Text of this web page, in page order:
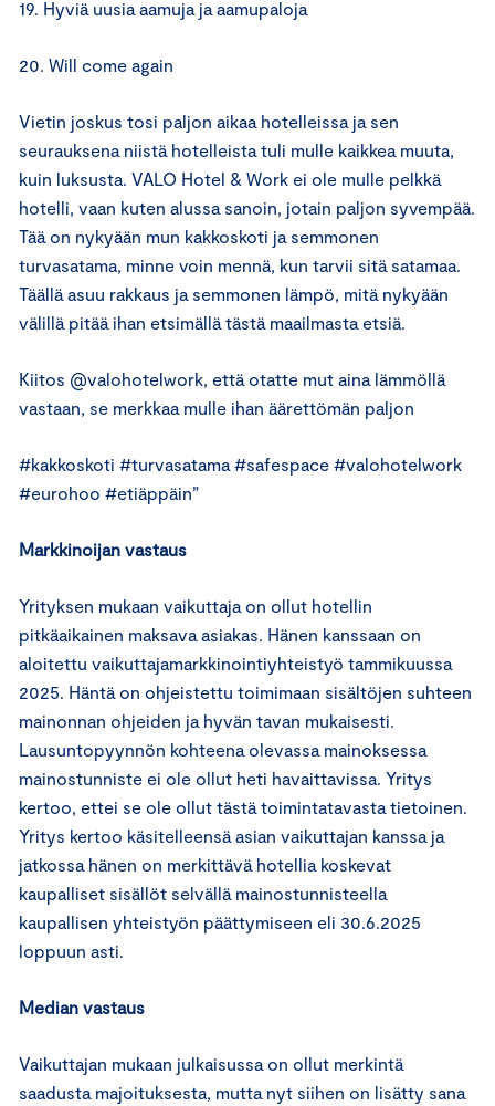
19. Hyviä uusia aamuja ja aamupaloja
20. Will come again
Vietin joskus tosi paljon aikaa hotelleissa ja sen
seurauksena niistä hotelleista tuli mulle kaikkea muuta,
kuin luksusta. VALO Hotel & Work ei ole mulle pelkkä
hotelli, vaan kuten alussa sanoin, jotain paljon syvempää.
Tää on nykyään mun kakkoskoti ja semmonen
turvasatama, minne voin mennä, kun tarvii sitä satamaa.
Täällä asuu rakkaus ja semmonen lämpö, mitä nykyään
välillä pitää ihan etsimällä tästä maailmasta etsiä.
Kiitos @valohotelwork, että otatte mut aina lämmöllä
vastaan, se merkkaa mulle ihan äärettömän paljon
#kakkoskoti #turvasatama #safespace #valohotelwork
#eurohoo #etiäppäin”
Markkinoijan vastaus
Yrityksen mukaan vaikuttaja on ollut hotellin
pitkäaikainen maksava asiakas. Hänen kanssaan on
aloitettu vaikuttajamarkkinointiyhteistyö tammikuussa
2025. Häntä on ohjeistettu toimimaan sisältöjen suhteen
mainonnan ohjeiden ja hyvän tavan mukaisesti.
Lausuntopyynnön kohteena olevassa mainoksessa
mainostunniste ei ole ollut heti havaittavissa. Yritys
kertoo, ettei se ole ollut tästä toimintatavasta tietoinen.
Yritys kertoo käsitelleensä asian vaikuttajan kanssa ja
jatkossa hänen on merkittävä hotellia koskevat
kaupalliset sisällöt selvällä mainostunnisteella
kaupallisen yhteistyön päättymiseen eli 30.6.2025
loppuun asti.
Median vastaus
Vaikuttajan mukaan julkaisussa on ollut merkintä
saadusta majoituksesta, mutta nyt siihen on lisätty sana